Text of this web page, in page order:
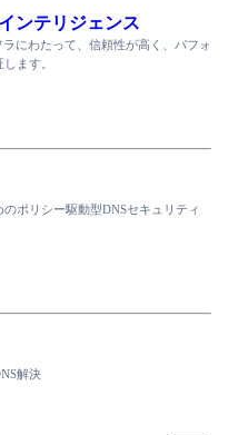
ンテリジェンス
にわたって、信頼性が高く、パフォ
ます。
ポリシー駆動型DNSセキュリティ
解決